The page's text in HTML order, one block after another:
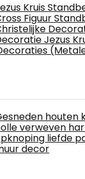
Kruis
Figuur
Jezus
houten
verweven
liefde
decor